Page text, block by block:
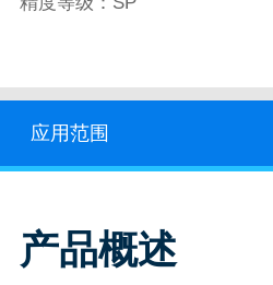
应用范围
产品概述